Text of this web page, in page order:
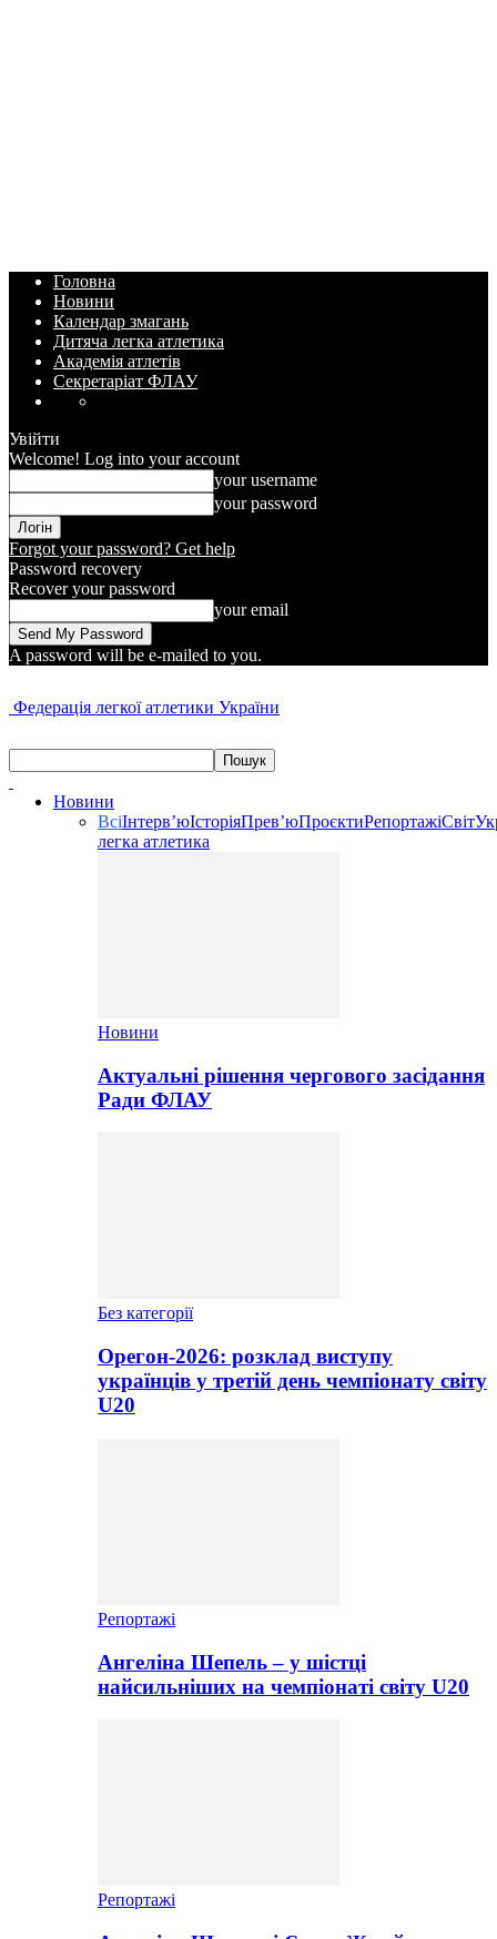
Головна
Новини
Календар змагань
Дитяча легка атлетика
Академія атлетів
Секретаріат ФЛАУ
Увійти
Welcome! Log into your account
your username
your password
Forgot your password? Get help
Password recovery
Recover your password
your email
A password will be e-mailed to you.
Федерація легкої атлетики України
Новини
ВсіІнтерв’юІсторіяПрев’юПроєктиРепортажіСвіт
легка атлетика
Новини
Актуальні рішення чергового засідання
Ради ФЛАУ
Без категорії
Орегон-2026: розклад виступу
українців у третій день чемпіонату світу
U20
Репортажі
Ангеліна Шепель – у шістці
найсильніших на чемпіонаті світу U20
Репортажі